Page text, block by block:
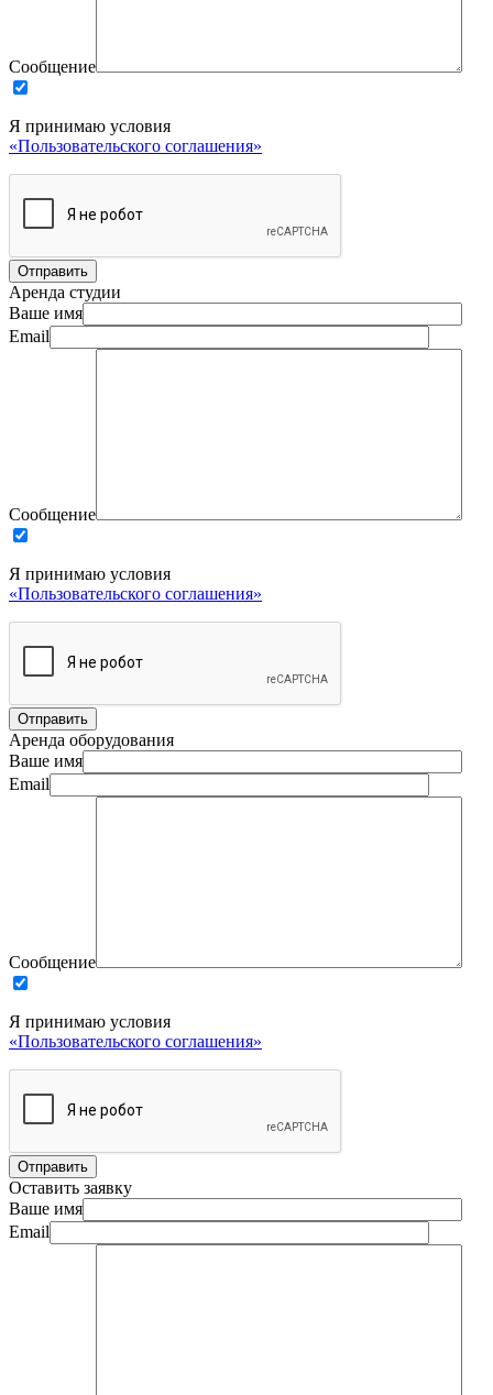
Сообщение
Я принимаю условия
«Пользовательского соглашения»
Аренда студии
Ваше имя
Email
Сообщение
Я принимаю условия
«Пользовательского соглашения»
Аренда оборудования
Ваше имя
Email
Сообщение
Я принимаю условия
«Пользовательского соглашения»
Оставить заявку
Ваше имя
Email